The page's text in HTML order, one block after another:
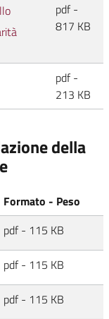
pdf -
817 KB
pdf -
213 KB
della
Formato - Peso
pdf - 115 KB
pdf - 115 KB
pdf - 115 KB